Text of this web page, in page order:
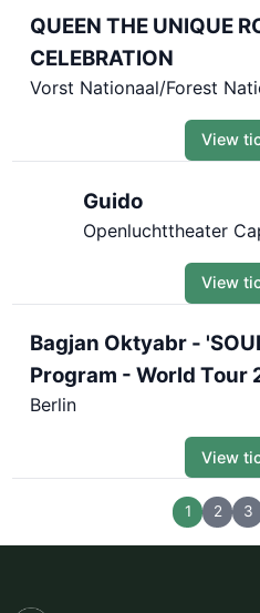
QUEEN THE UNIQUE
CELEBRATION
Vorst Nationaal/Forest
View
Guido
Openluchttheater
View
Bagjan Oktyabr -
Program - World Tour
Berlin
View
1 2 3